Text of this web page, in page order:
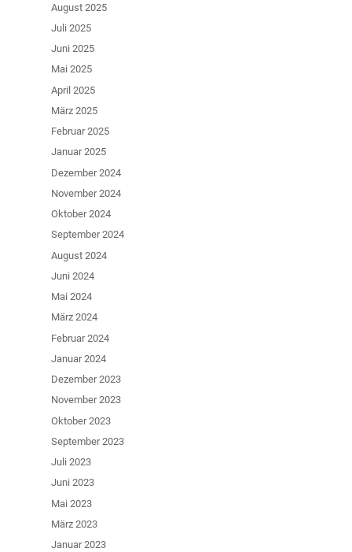
August 2025
Juli 2025
Juni 2025
Mai 2025
April 2025
März 2025
Februar 2025
Januar 2025
Dezember 2024
November 2024
Oktober 2024
September 2024
August 2024
Juni 2024
Mai 2024
März 2024
Februar 2024
Januar 2024
Dezember 2023
November 2023
Oktober 2023
September 2023
Juli 2023
Juni 2023
Mai 2023
März 2023
Januar 2023